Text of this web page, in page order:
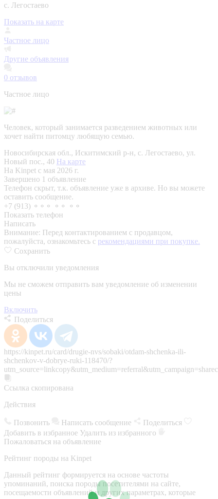
с. Легостаево
Показать на карте
Частное лицо
Другие объявления
0 отзывов
Частное лицо
Человек, который занимается разведением животных или
хочет найти питомцу любящую семью.
Новосибирская обл., Искитимский р-н, с. Легостаево, ул.
Новый пос., 40 На карте
На Kinpet c мая 2026 г.
Завершено 1 объявление
Телефон скрыт, т.к. объявление уже в архиве. Но вы можете
оставить сообщение.
+7 (913) ⚬⚬⚬ ⚬⚬ ⚬⚬
Показать телефон
Написать
Внимание: Перед контактированием с продавцом,
пожалуйста, ознакомьтесь с рекомендациями при покупке.
Сохранить
Вы отключили уведомления
Мы не сможем отправить вам уведомление об изменении
цены
Включить
Поделиться
https://kinpet.ru/card/drugie-nvs/sobaki/otdam-shchenka-ili-
shchenkov-v-dobrye-ruki-118470/?
Ссылка скопирована
Действия
Позвонить Написать сообщение
Поделиться
Добавить в избранное Удалить из избранного
Пожаловаться на объявление
Рейтинг породы на Kinpet
Данный рейтинг формируется на основе частоты
упоминаний, поиска породы посетителями на сайте,
посещаемости объявлений и других параметрах, которые